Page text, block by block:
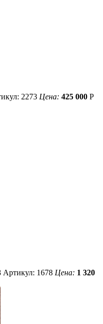
2273 Цена: 425 000 Р
Артикул: 1678 Цена: 1 320